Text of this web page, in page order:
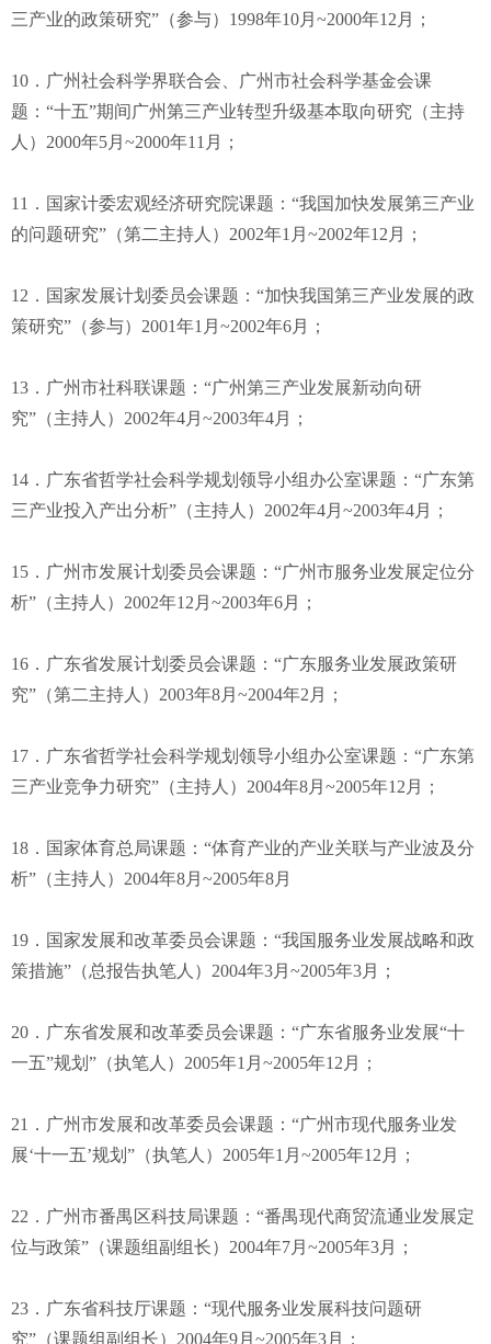
三产业的政策研究”（参与）1998年10月~2000年12月；
10．广州社会科学界联合会、广州市社会科学基金会课
题：“十五”期间广州第三产业转型升级基本取向研究（主持
人）2000年5月~2000年11月；
11．国家计委宏观经济研究院课题：“我国加快发展第三产业
的问题研究”（第二主持人）2002年1月~2002年12月；
12．国家发展计划委员会课题：“加快我国第三产业发展的政
策研究”（参与）2001年1月~2002年6月；
13．广州市社科联课题：“广州第三产业发展新动向研
究”（主持人）2002年4月~2003年4月；
14．广东省哲学社会科学规划领导小组办公室课题：“广东第
三产业投入产出分析”（主持人）2002年4月~2003年4月；
15．广州市发展计划委员会课题：“广州市服务业发展定位分
析”（主持人）2002年12月~2003年6月；
16．广东省发展计划委员会课题：“广东服务业发展政策研
究”（第二主持人）2003年8月~2004年2月；
17．广东省哲学社会科学规划领导小组办公室课题：“广东第
三产业竞争力研究”（主持人）2004年8月~2005年12月；
18．国家体育总局课题：“体育产业的产业关联与产业波及分
析”（主持人）2004年8月~2005年8月
19．国家发展和改革委员会课题：“我国服务业发展战略和政
策措施”（总报告执笔人）2004年3月~2005年3月；
20．广东省发展和改革委员会课题：“广东省服务业发展“十
一五”规划”（执笔人）2005年1月~2005年12月；
21．广州市发展和改革委员会课题：“广州市现代服务业发
展‘十一五’规划”（执笔人）2005年1月~2005年12月；
22．广州市番禺区科技局课题：“番禺现代商贸流通业发展定
位与政策”（课题组副组长）2004年7月~2005年3月；
23．广东省科技厅课题：“现代服务业发展科技问题研
究”（课题组副组长）2004年9月~2005年3月；